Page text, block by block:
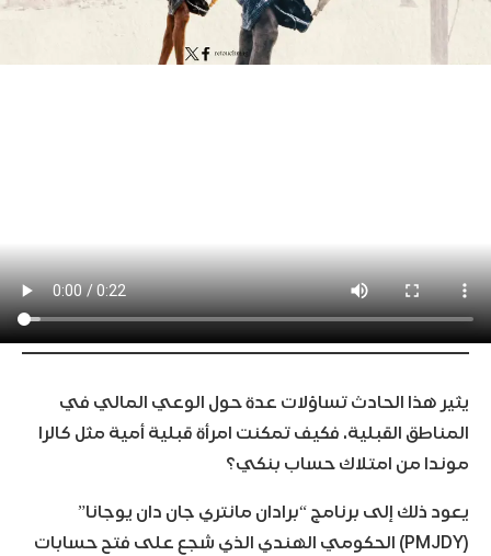
يثير هذا الحادث تساؤلات عدة حول الوعي المالي في
المناطق القبلية. فكيف تمكنت امرأة قبلية أمية مثل كالرا
موندا من امتلاك حساب بنكي؟
يعود ذلك إلى برنامج “برادان مانتري جان دان يوجانا”
(PMJDY) الحكومي الهندي الذي شجع على فتح حسابات